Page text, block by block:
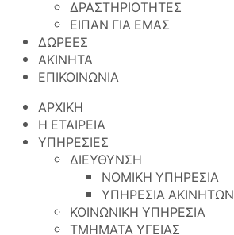
ΔΡΑΣΤΗΡΙΟΤΗΤΕΣ
ΕΙΠΑΝ ΓΙΑ ΕΜΑΣ
ΔΩΡΕΕΣ
ΑΚΙΝΗΤΑ
ΕΠΙΚΟΙΝΩΝΙΑ
ΑΡΧΙΚΗ
Η ΕΤΑΙΡΕΙΑ
ΥΠΗΡΕΣΙΕΣ
ΔΙΕΥΘΥΝΣΗ
ΝΟΜΙΚΗ ΥΠΗΡΕΣΙΑ
ΥΠΗΡΕΣΙΑ ΑΚΙΝΗΤΩΝ
ΚΟΙΝΩΝΙΚΗ ΥΠΗΡΕΣΙΑ
ΤΜΗΜΑΤΑ ΥΓΕΙΑΣ